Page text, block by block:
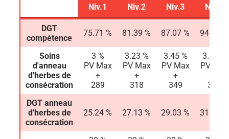
Niv.1 Niv.2 Niv.3
Niv.4
DGT
compétence
75.71 % 81.39 % 87.07 % 94.64 %
Soins
d'anneau
d'herbes de
consécration
3 %
PV Max
+
289
3.23 %
PV Max
+
318
3.45 %
PV Max
+
349
3.75 %
PV Max
383
DGT anneau
d'herbes de
consécration
25.24 % 27.13 % 29.03 % 31.55 %